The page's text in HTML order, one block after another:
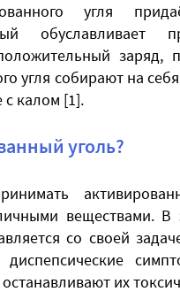
угля
обуславливает
заряд,
угля собирают на
с калом [1].
уголь?
веществами. В
со своей
диспепсические
их